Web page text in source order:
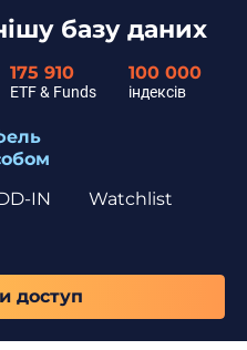
базу даних
175 910
ETF & Funds
100 000
індексів
Watchlist
IN
доступ